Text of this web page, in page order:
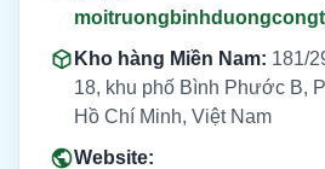
Kho hàng Miền Nam: 181/
18, khu phố Bình Phước B,
Hồ Chí Minh, Việt Nam
Website: